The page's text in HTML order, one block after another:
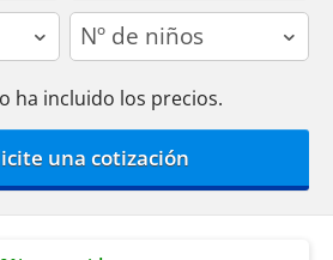
children
ha incluido los precios.
una cotización